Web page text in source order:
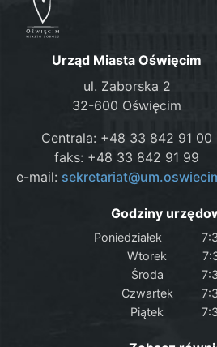
Urząd Miasta Oświęcim
ul. Zaborska 2
32-600 Oświęcim
Centrala: +48 33 842 91 00
faks: +48 33 842 91 99
e-mail:
Godziny
Poniedziałek
Wtorek
Środa
Czwartek
Piątek